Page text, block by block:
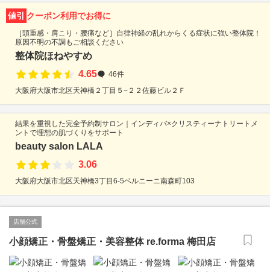
値引 クーポン利用でお得に
［頭重感・肩こり・腰痛など］自律神経の乱れからくる症状に強い整体院！
原因不明の不調もご相談ください
整体院ほねやすめ
4.65
46件
大阪府大阪市北区天神橋２丁目５−２２佐藤ビル２Ｆ
結果を重視した完全予約制サロン｜インディバ×クリスティーナトリートメ
ントで理想の肌づくりをサポート
beauty salon LALA
3.06
大阪府大阪市北区天神橋3丁目6-5ベルニーニ南森町103
店舗公式
小顔矯正・骨盤矯正・美容整体 re.forma 梅田店